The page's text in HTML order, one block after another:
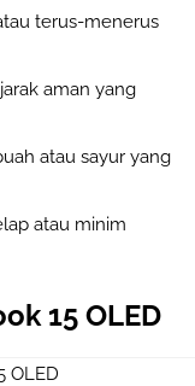
terus-menerus
aman yang
atau sayur yang
atau minim
15 OLED
OLED